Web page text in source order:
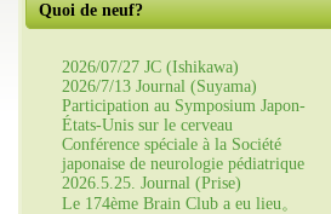
Quoi de neuf?
2026/07/27 JC (Ishikawa)
2026/7/13 Journal (Suyama)
Participation au Symposium Japon-
États-Unis sur le cerveau
Conférence spéciale à la Société
japonaise de neurologie pédiatrique
2026.5.25. Journal (Prise)
Le 174ème Brain Club a eu lieu。